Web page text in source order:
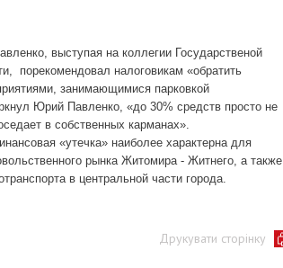
выступая на коллегии Государственой
порекомендовал налоговикам «обратить
занимающимися парковкой
Юрий Павленко, «до 30% средств просто не
в собственных карманах».
«утечка» наиболее характерна для
рынка Житомира - Житнего, а также
в центральной части города.
Друкувати сторінку